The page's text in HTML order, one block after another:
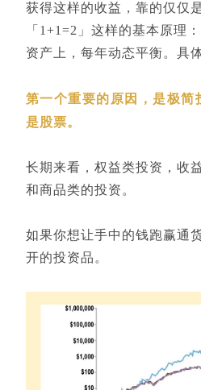
获得这样的收益，靠的仅仅
「1+1=2」这样的基本原理：
资产上，每年动态平衡。 具
第一个重要的原因，是极简
是股票。
长期来看，权益类投资，收
和商品类的投资。
如果你想让手中的钱跑赢通
开的投资品。